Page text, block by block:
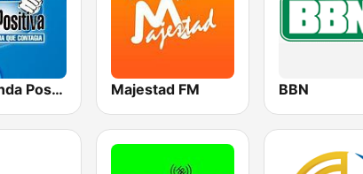
Radio Onda Positiva 94.1 FM Majestad FM BBN